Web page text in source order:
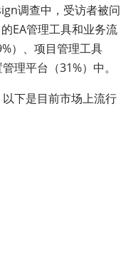
调查中，受访者被问
EA管理工具和业务流
）、项目管理工具
理平台（31%）中。
下是目前市场上流行